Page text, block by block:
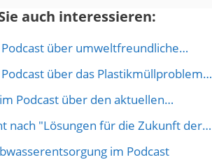
auch interessieren:
über umweltfreundliche…
über das Plastikmüllproblem…
Podcast über den aktuellen…
nach "Lösungen für die Zukunft der…
im Podcast